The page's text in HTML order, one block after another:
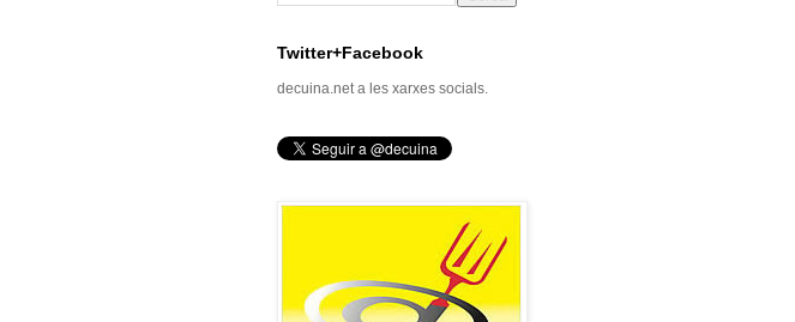
Twitter+Facebook
decuina.net a les xarxes socials.